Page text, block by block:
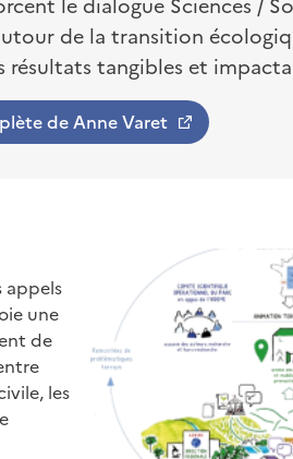
de la transition
résultats tangibles et
de Anne Varet
appels
une
de
les